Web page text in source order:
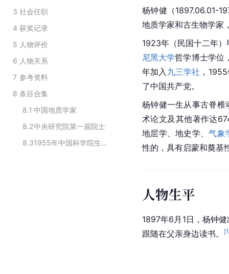
3 社会任职
4 获奖记录
5 人物评价
6 人物关系
7 参考资料
8 条目合集
8.1 中国地质学家
8.2中央研究院第一届院士
8.3
1955年中国科学院生物学地学部院士
杨钟健（1897.06.01-
地质学家和古生物学家
1923年（民国十二年）
尼黑大学哲学博士学位
年加入 九三学社 ，
了中国共产党。
杨钟健一生从事古脊椎
术论文及其他著作达
地层学 、地史学、气象
性的，具有启蒙和奠基
人物生平
1897年6月1日，杨钟
跟随在父亲身边读书。
[1